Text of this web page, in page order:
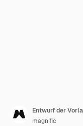
Entwurf der
magnific